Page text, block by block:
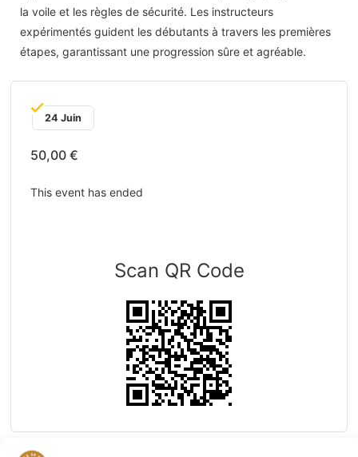
la voile et les règles de sécurité. Les instructeurs
expérimentés guident les débutants à travers les premières
étapes, garantissant une progression sûre et agréable.
24 Juin
50,00 €
This event has ended
Scan QR Code